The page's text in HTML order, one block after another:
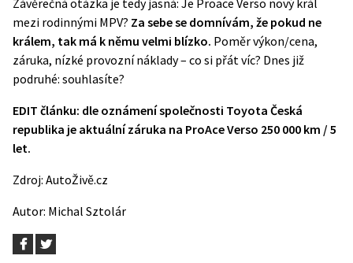
mezi rodinnými MPV? Za sebe se domnívám, že pokud ne
králem, tak má k němu velmi blízko. Poměr výkon/cena,
záruka, nízké provozní náklady – co si přát víc? Dnes již
podruhé: souhlasíte?
EDIT článku: dle oznámení společnosti Toyota Česká
republika je aktuální záruka na ProAce Verso 250 000 km / 5
let.
Zdroj: AutoŽivě.cz
Autor: Michal Sztolár